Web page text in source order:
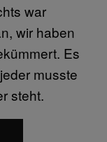
war
wir haben
Es
musste
steht.